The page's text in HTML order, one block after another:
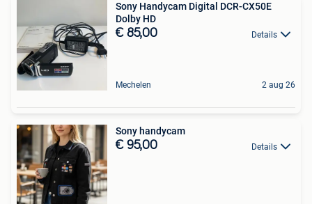
Sony Handycam Digital DCR-CX50E
Dolby HD
€ 85,00 Details
Mechelen 2 aug 26
Sony handycam
€ 95,00 Details